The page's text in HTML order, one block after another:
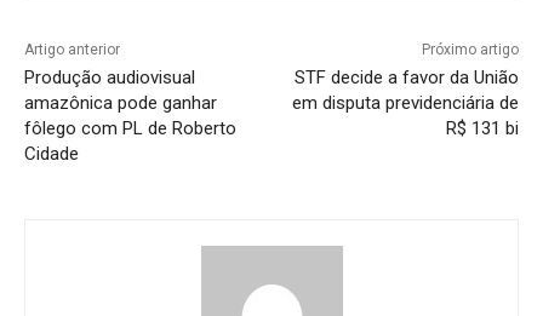
Artigo anterior
Produção audiovisual
amazônica pode ganhar
fôlego com PL de Roberto
Cidade
Próximo artigo
STF decide a favor da União
em disputa previdenciária de
R$ 131 bi